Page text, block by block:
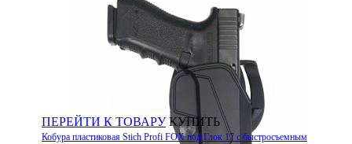
ПЕРЕЙТИ К ТОВАРУ КУПИТЬ
Кобура пластиковая Stich Profi FOX под Глок 17 с быстросъемным